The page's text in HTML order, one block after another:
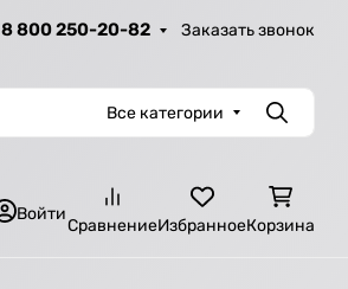
8 800 250-20-82 Заказать звонок
Все категории Поиск
Войти
СравнениеИзбранноеКорзина